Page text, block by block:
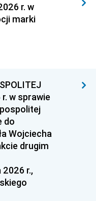
2006
1994
1991
1985
1979
r. w
marki
w sprawie
do
Wojciecha
drugim
2026 r.,